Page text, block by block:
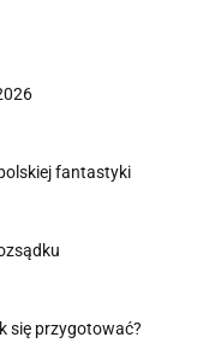
fantastyki
się przygotować?